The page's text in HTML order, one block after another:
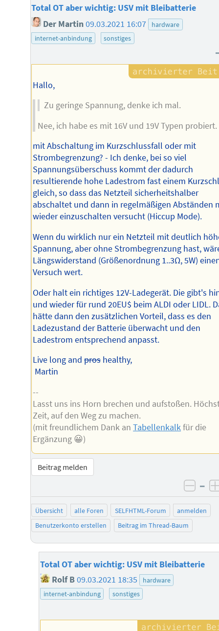
Total OT aber wichtig: USV mit Bleibatterie
Der Martin09.03.2021 16:07
hardware
internet-anbindung
sonstiges
Hallo,
Zu geringe Spannung, denke ich mal.
Nee, ich habe es mit 16V und 19V Typen probiert.
mit Abschaltung im Kurzschlussfall oder mit
Strombegrenzung? - Ich denke, bei so viel
Spannungsüberschuss kommt der dadurch
resultierende hohe Ladestrom fast einem
gleich, so dass das Netzteil sicherheitshalber
abschaltet und dann in regelmäßigen Abständen
wieder einzuschalten versucht (Hiccup Mode).
Wenn du wirklich nur ein Netzteil mit deutlich
Spannung, aber ohne Strombegrenzung hast,
Längswiderstand (Größenordnung 1..3Ω, 5W)
Versuch wert.
Oder halt ein richtiges 12V-Ladegerät. Die gibt's
und wieder für rund 20EU$ beim ALDI oder LIDL.
hätte dann den zusätzlichen Vorteil, dass es den
Ladezustand der Batterie überwacht und den
Ladestrom entsprechend anpasst.
Live long andpros healthy,
Martin
--
Lasst uns ins Horn brechen und aufstoßen.
Zeit, auf den Weg zu machen.
(mit freundlichem Dank anTabellenkalkfür die
Ergänzung 😀)
Beitrag melden
–
Übersicht alle Foren SELFHTML-Forum
anmelden
Benutzerkonto erstellen
Beitrag im Thread-Baum
Total OT aber wichtig: USV mit Bleibatterie
Rolf B09.03.2021 18:35
hardware
internet-anbindung
sonstiges